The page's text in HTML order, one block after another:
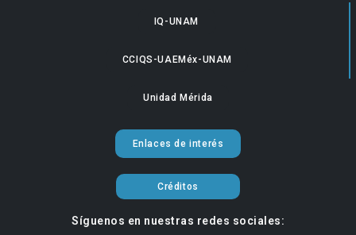
IQ-UNAM
CCIQS-UAEMéx-UNAM
Unidad Mérida
Enlaces de interés
Créditos
Síguenos en nuestras redes sociales: